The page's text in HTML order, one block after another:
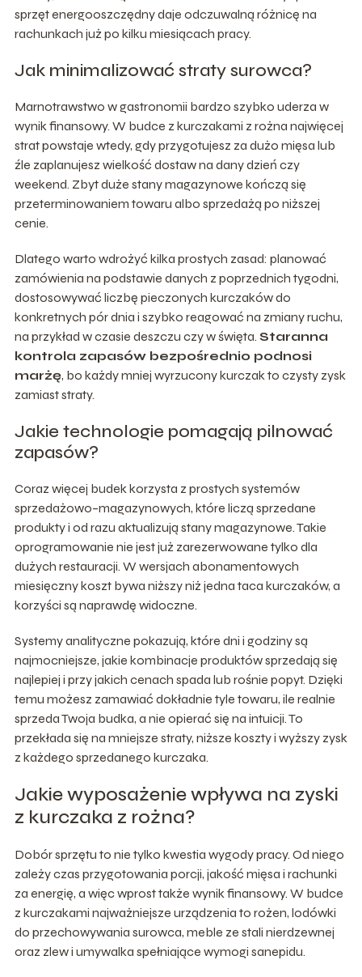
sprzęt energooszczędny daje odczuwalną różnicę na
rachunkach już po kilku miesiącach pracy.
Jak minimalizować straty surowca?
Marnotrawstwo w gastronomii bardzo szybko uderza w
wynik finansowy. W budce z kurczakami z rożna najwięcej
strat powstaje wtedy, gdy przygotujesz za dużo mięsa lub
źle zaplanujesz wielkość dostaw na dany dzień czy
weekend. Zbyt duże stany magazynowe kończą się
przeterminowaniem towaru albo sprzedażą po niższej
cenie.
Dlatego warto wdrożyć kilka prostych zasad: planować
zamówienia na podstawie danych z poprzednich tygodni,
dostosowywać liczbę pieczonych kurczaków do
konkretnych pór dnia i szybko reagować na zmiany ruchu,
na przykład w czasie deszczu czy w święta. Staranna
kontrola zapasów bezpośrednio podnosi
marżę, bo każdy mniej wyrzucony kurczak to czysty zysk
zamiast straty.
Jakie technologie pomagają pilnować
zapasów?
Coraz więcej budek korzysta z prostych systemów
sprzedażowo–magazynowych, które liczą sprzedane
produkty i od razu aktualizują stany magazynowe. Takie
oprogramowanie nie jest już zarezerwowane tylko dla
dużych restauracji. W wersjach abonamentowych
miesięczny koszt bywa niższy niż jedna taca kurczaków, a
korzyści są naprawdę widoczne.
Systemy analityczne pokazują, które dni i godziny są
najmocniejsze, jakie kombinacje produktów sprzedają się
najlepiej i przy jakich cenach spada lub rośnie popyt. Dzięki
temu możesz zamawiać dokładnie tyle towaru, ile realnie
sprzeda Twoja budka, a nie opierać się na intuicji. To
przekłada się na mniejsze straty, niższe koszty i wyższy zysk
z każdego sprzedanego kurczaka.
Jakie wyposażenie wpływa na zyski
z kurczaka z rożna?
Dobór sprzętu to nie tylko kwestia wygody pracy. Od niego
zależy czas przygotowania porcji, jakość mięsa i rachunki
za energię, a więc wprost także wynik finansowy. W budce
z kurczakami najważniejsze urządzenia to rożen, lodówki
do przechowywania surowca, meble ze stali nierdzewnej
oraz zlew i umywalka spełniające wymogi sanepidu.